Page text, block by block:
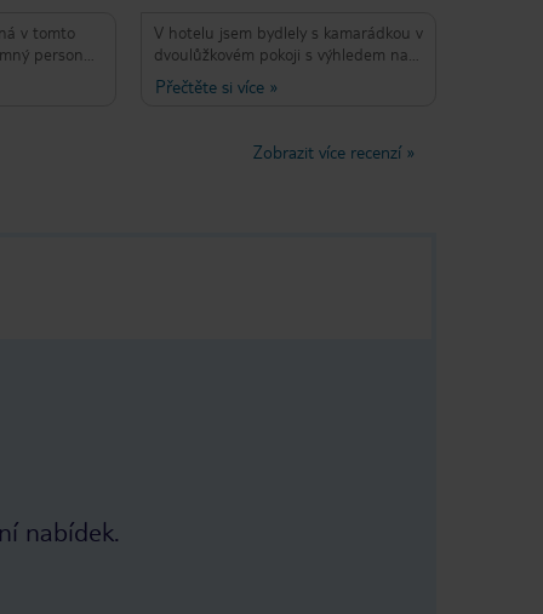
v tomto
personál
skvělé
V hotelu jsem bydlely s kamarádkou v
dvoulůžkovém pokoji s výhledem na
moře. Mořskou stranu jsme ocenily
zejména díky stínu, který na balkoně
vracely na oběd nebo kávu. Pokoj byl
dostatečně prostorný i vybavený,
Přečtěte si více»
Zobrazit více recenzí»
nabídek.